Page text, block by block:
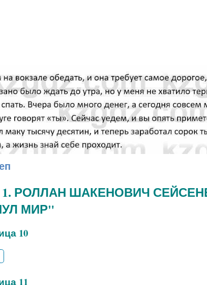
1. РОЛЛАН ШАКЕНОВИЧ
МИР"
10
11